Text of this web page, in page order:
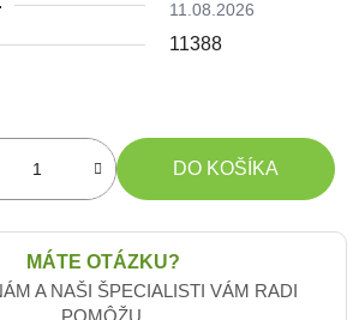
11.08.2026
11388
DO KOŠÍKA
MÁTE OTÁZKU?
A NAŠI ŠPECIALISTI VÁM RADI
POMÔŽU.